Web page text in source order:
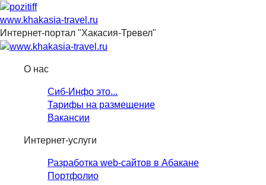
www.khakasia-travel.ru
Интернет-портал "Хакасия-Тревел"
О нас
Сиб-Инфо это...
Тарифы на размещение
Вакансии
Интернет-услуги
Разработка web-сайтов в Абакане
Портфолио